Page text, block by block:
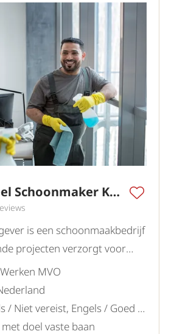
Professioneel Schoonmaker Kantoren
is een schoonmaakbedrijf
projecten verzorgt voor
instellingen zoals
en zwembaden, maar ook
andere bedrijven. We zoeken
MVO
Nederlands / Niet vereist, Engels / Goed / Voldoende
doel vaste baan